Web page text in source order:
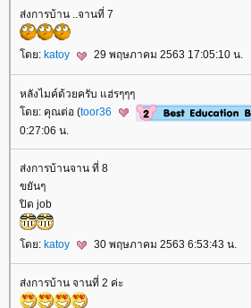
ส่งการบ้าน ..จานที่ 7
ดย: katoy 29 พฤษภาคม 2563 17:05:10 น.
หลังไมค์ด้วยครับ แฮ่รๆๆๆ
ดย: คุณต่อ (toor36
0:27:06 น.
ส่งการบ้านจาน ที่ 8
ขยันๆ
ปิด job
ดย: katoy 30 พฤษภาคม 2563 6:53:43 น.
ส่งการบ้าน จานที่ 2 ค่ะ